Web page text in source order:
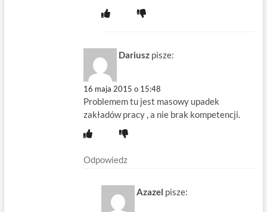
Dariusz pisze:
16 maja 2015 o 15:48
Problemem tu jest masowy upadek
zakładów pracy , a nie brak kompetencji.
Odpowiedz
Azazel pisze: